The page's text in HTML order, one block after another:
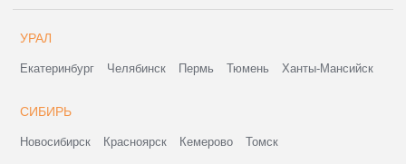
УРАЛ
Екатеринбург Челябинск Пермь Тюмень Ханты-Мансийск
СИБИРЬ
Новосибирск Красноярск Кемерово Томск